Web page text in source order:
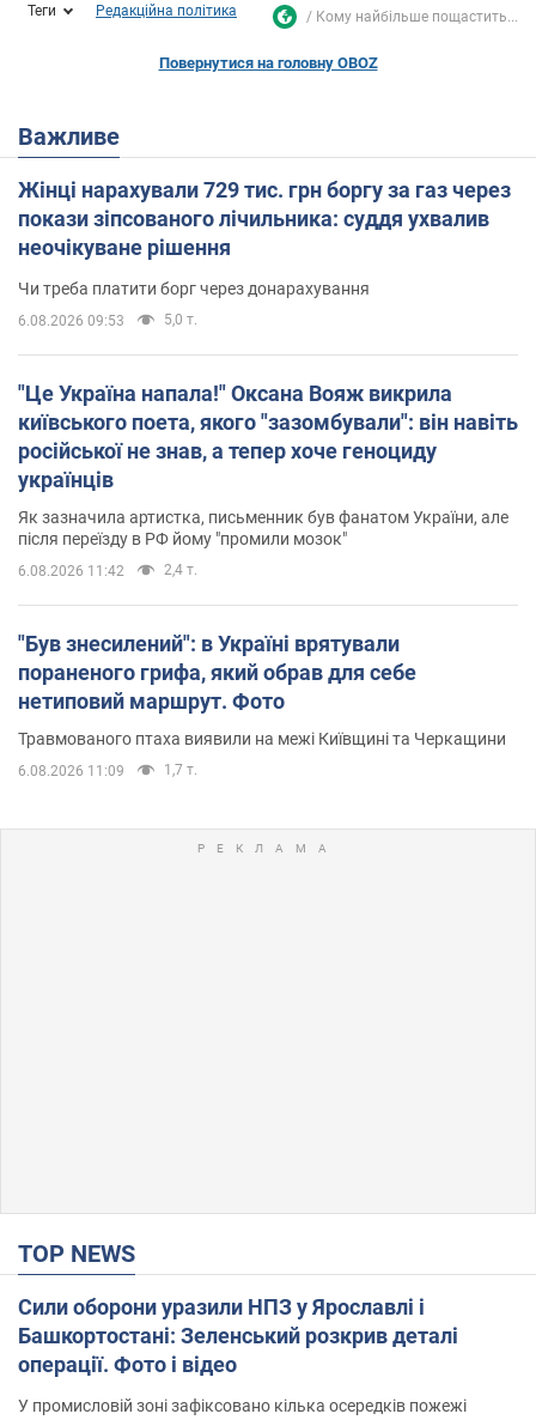
Теги Редакційна політика Кому найбільше пощастить...
Повернутися на головну OBOZ
Важливе
Жінці нарахували 729 тис. грн боргу за газ через
покази зіпсованого лічильника: суддя ухвалив
неочікуване рішення
Чи треба платити борг через донарахування
6.08.2026 09:53 5,0 т.
"Це Україна напала!" Оксана Вояж викрила
київського поета, якого "зазомбували": він навіть
російської не знав, а тепер хоче геноциду
українців
Як зазначила артистка, письменник був фанатом України, але
після переїзду в РФ йому "промили мозок"
6.08.2026 11:42 2,4 т.
"Був знесилений": в Україні врятували
пораненого грифа, який обрав для себе
нетиповий маршрут. Фото
Травмованого птаха виявили на межі Київщині та Черкащини
6.08.2026 11:09 1,7 т.
TOP NEWS
Сили оборони уразили НПЗ у Ярославлі і
Башкортостані: Зеленський розкрив деталі
операції. Фото і відео
У промисловій зоні зафіксовано кілька осередків пожежі